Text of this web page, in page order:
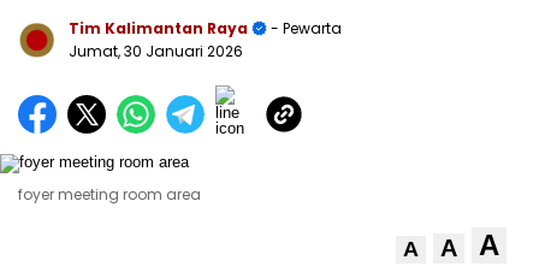
Tim Kalimantan Raya
- Pewarta
Jumat, 30 Januari 2026
foyer meeting room area
A A A